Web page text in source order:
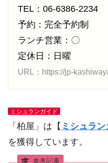
TEL：06-6386-2234
予約：完全予約制
ランチ営業：〇
定休日：日曜
URL：https://jp-
ミシュランガイド
「柏屋」は【 ミシュラ
を獲得しています。